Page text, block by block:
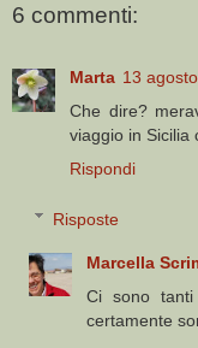
6 commenti:
Marta 13
Che dire?
viaggio in Sicilia
Rispondi
Risposte
Marcella
Ci sono
certamente